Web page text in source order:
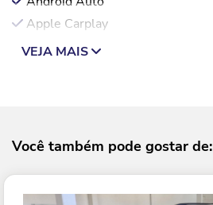
Apple Carplay
VEJA MAIS
Você também pode gostar de: